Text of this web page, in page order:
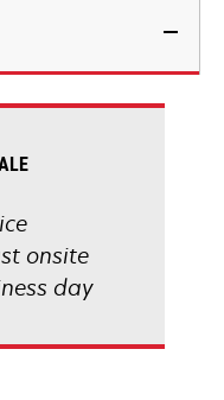
onsite
day